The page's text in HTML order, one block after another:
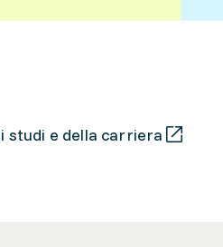
studi e della carriera